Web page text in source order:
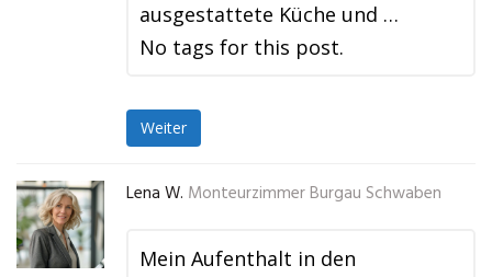
ausgestattete Küche und …
No tags for this post.
Weiter
Lena W. Monteurzimmer Burgau Schwaben
Mein Aufenthalt in den